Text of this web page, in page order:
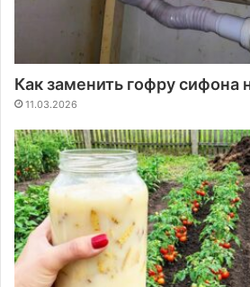
Как заменить гофру сифона
11.03.2026